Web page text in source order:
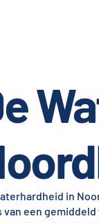
in
van een